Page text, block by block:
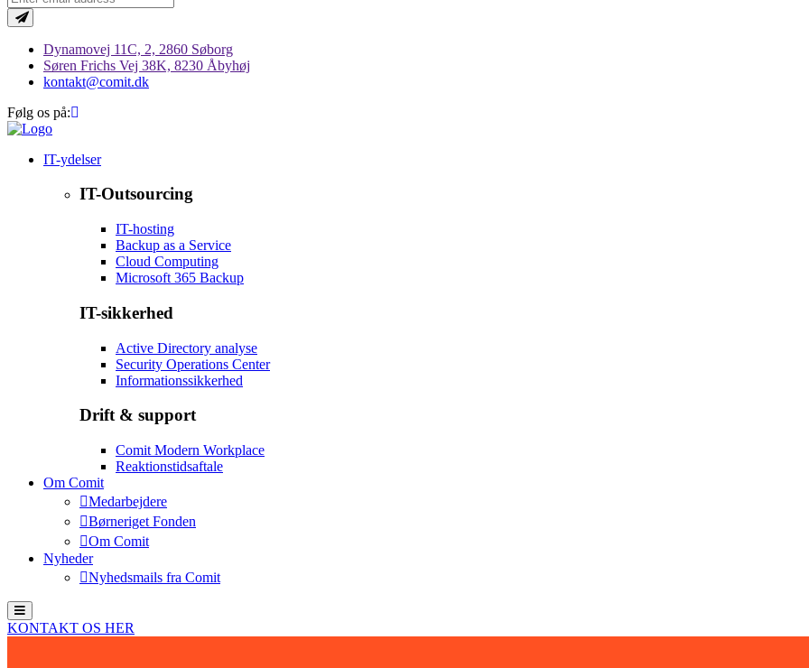
Dynamovej 11C, 2, 2860 Søborg
Søren Frichs Vej 38K, 8230 Åbyhøj
kontakt@comit.dk
Følg os på:
IT-ydelser
IT-Outsourcing
IT-hosting
Backup as a Service
Cloud Computing
Microsoft 365 Backup
IT-sikkerhed
Active Directory analyse
Security Operations Center
Informationssikkerhed
Drift & support
Comit Modern Workplace
Reaktionstidsaftale
Om Comit
Medarbejdere
Børneriget Fonden
Om Comit
Nyheder
Nyhedsmails fra Comit
KONTAKT OS HER